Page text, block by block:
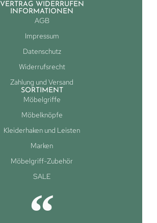
VERTRAG WIDERRUFEN
INFORMATIONEN
AGB
Impressum
Datenschutz
Widerrufsrecht
Zahlung und Versand
SORTIMENT
Möbelgriffe
Möbelknöpfe
Kleiderhaken und Leisten
Marken
Möbelgriff-Zubehör
SALE